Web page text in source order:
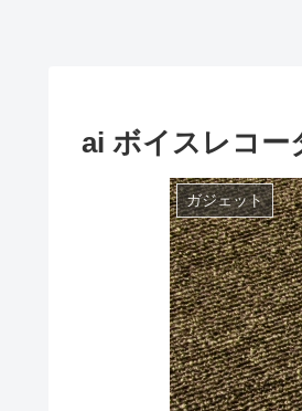
ai ボイスレコー
ガジェット